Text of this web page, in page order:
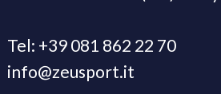
Tel: +39 081 862 22 70
info@zeusport.it